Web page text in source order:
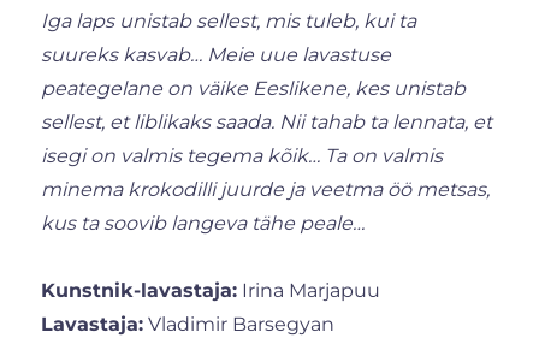
Iga laps unistab sellest, mis tuleb, kui ta
suureks kasvab… Meie uue lavastuse
peategelane on väike Eeslikene, kes unistab
sellest, et liblikaks saada. Nii tahab ta lennata, et
isegi on valmis tegema kõik… Ta on valmis
minema krokodilli juurde ja veetma öö metsas,
kus ta soovib langeva tähe peale…
Kunstnik-lavastaja: Irina Marjapuu
Lavastaja: Vladimir Barsegyan